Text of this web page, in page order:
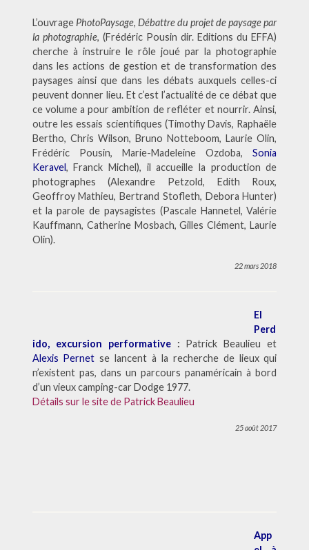
L’ouvrage PhotoPaysage, Débattre du projet de paysage par
la photographie, (Frédéric Pousin dir. Editions du EFFA)
cherche à instruire le rôle joué par la photographie
dans les actions de gestion et de transformation des
paysages ainsi que dans les débats auxquels celles-ci
peuvent donner lieu. Et c’est l’actualité de ce débat que
ce volume a pour ambition de refléter et nourrir. Ainsi,
outre les essais scientifiques (Timothy Davis, Raphaële
Bertho, Chris Wilson, Bruno Notteboom, Laurie Olin,
Frédéric Pousin, Marie-Madeleine Ozdoba,Sonia
Keravel, Franck Michel), il accueille la production de
photographes (Alexandre Petzold, Edith Roux,
Geoffroy Mathieu, Bertrand Stofleth, Debora Hunter)
et la parole de paysagistes (Pascale Hannetel, Valérie
Kauffmann, Catherine Mosbach, Gilles Clément, Laurie
Olin).
22 mars 2018
El
Perd
ido, excursion performative: Patrick Beaulieu et
Alexis Pernet se lancent à la recherche de lieux qui
n’existent pas, dans un parcours panaméricain à bord
d’un vieux camping-car Dodge 1977.
Détails sur le site de Patrick Beaulieu
25 août 2017
App